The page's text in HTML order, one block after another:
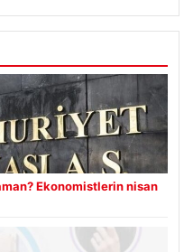
Ekonomistlerin nisan